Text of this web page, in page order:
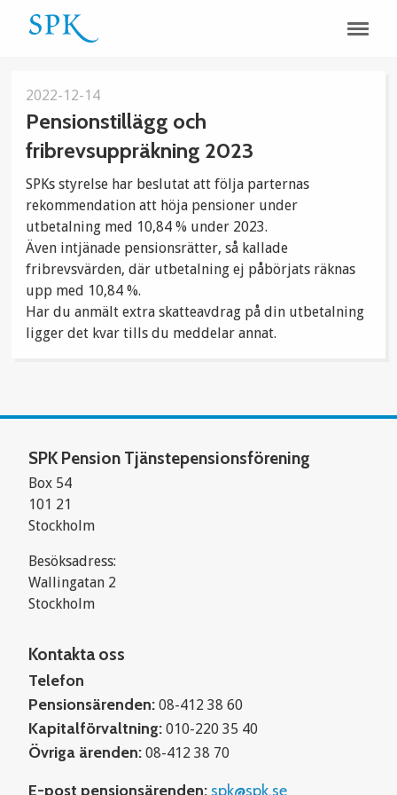
2022-12-14
Pensionstillägg och
fribrevsuppräkning 2023
SPKs styrelse har beslutat att följa parternas
rekommendation att höja pensioner under
utbetalning med 10,84 % under 2023.
Även intjänade pensionsrätter, så kallade
fribrevsvärden, där utbetalning ej påbörjats räknas
upp med 10,84 %.
Har du anmält extra skatteavdrag på din utbetalning
ligger det kvar tills du meddelar annat.
SPK Pension Tjänstepensionsförening
Box 54
101 21
Stockholm
Besöksadress:
Wallingatan 2
Stockholm
Kontakta oss
Telefon
Pensionsärenden: 08-412 38 60
Kapitalförvaltning: 010-220 35 40
Övriga ärenden: 08-412 38 70
E-post pensionsärenden: spk@spk.se